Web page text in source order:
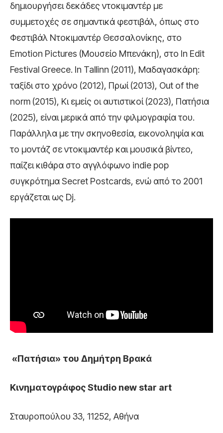
δημιουργήσει δεκάδες ντοκιμαντέρ με
συμμετοχές σε σημαντικά φεστιβάλ, όπως στο
Φεστιβάλ Ντοκιμαντέρ Θεσσαλονίκης, στο
Emotion Pictures (Μουσείο Μπενάκη), στο In Edit
Festival Greece. In Tallinn (2011), Μαδαγασκάρη:
ταξίδι στο χρόνο (2012), Πρωί (2013), Out of the
norm (2015), Κι εμείς οι αυτιστικοί (2023), Πατήσια
(2025), είναι μερικά από την φιλμογραφία του.
Παράλληλα με την σκηνοθεσία, εικονοληψία και
το μοντάζ σε ντοκιμαντέρ και μουσικά βίντεο,
παίζει κιθάρα στο αγγλόφωνο indie pop
συγκρότημα Secret Postcards, ενώ από το 2001
εργάζεται ως Dj.
«Πατήσια» του Δημήτρη Βρακά
ΚινηματογράφοςStudio new star art
Σταυροπούλου 33, 11252, Αθήνα